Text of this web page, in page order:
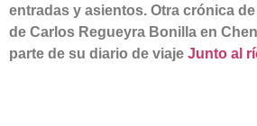
entradas y asientos. Otra crónica
de Carlos Regueyra Bonilla en
parte de su diario de viaje Junto al